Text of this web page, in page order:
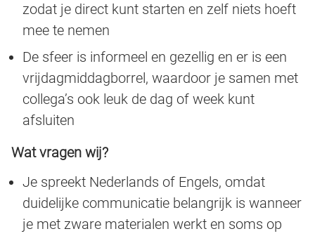
zodat je direct kunt starten en zelf niets hoeft
mee te nemen
De sfeer is informeel en gezellig en er is een
vrijdagmiddagborrel, waardoor je samen met
collega’s ook leuk de dag of week kunt
afsluiten
Wat vragen wij?
Je spreekt Nederlands of Engels, omdat
duidelijke communicatie belangrijk is wanneer
je met zware materialen werkt en soms op